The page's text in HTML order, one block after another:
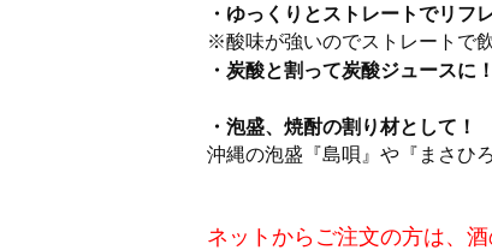
・ゆっくりとストレートでリフ
※酸味が強いのでストレートで
・炭酸と割って炭酸ジュースに！
・泡盛、焼酎の割り材として！
沖縄の泡盛『島唄』や『まさひ
ネットからご注文の方は、